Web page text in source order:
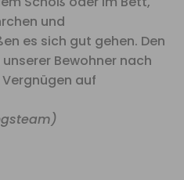
und
es sich gut gehen. Den
Bewohner nach
auf